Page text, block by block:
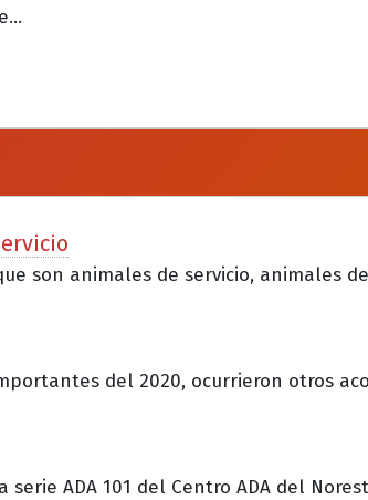
son animales de servicio, animales
del 2020, ocurrieron otros
ADA 101 del Centro ADA del